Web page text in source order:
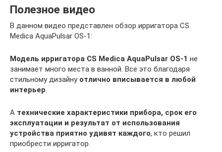
Полезное видео
В данном видео представлен обзор ирригатора CS
Medica AquaPulsar OS-1:
Модель ирригатора CS Medica AquaPulsar OS-1 не
занимает много места в ванной. Все это благодаря
стильному дизайну отлично вписывается в любой
интерьер.
А технические характеристики прибора, срок его
эксплуатации и результат от использования
устройства приятно удивят каждого, кто решил
приобрести ирригатор.